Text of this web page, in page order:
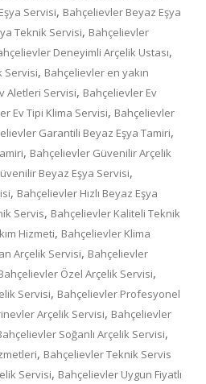
Servisi, Bahçelievler Beyaz Eşya
Teknik Servisi, Bahçelievler
Deneyimli Arçelik Ustası,
Servisi, Bahçelievler en yakın
Aletleri Servisi, Bahçelievler Ev
Ev Tipi Klima Servisi, Bahçelievler
Garantili Beyaz Eşya Tamiri,
, Bahçelievler Güvenilir Arçelik
Beyaz Eşya Servisi,
, Bahçelievler Hızlı Beyaz Eşya
Servis, Bahçelievler Kaliteli Teknik
Hizmeti, Bahçelievler Klima
Arçelik Servisi, Bahçelievler
Özel Arçelik Servisi,
Servisi, Bahçelievler Profesyonel
Arçelik Servisi, Bahçelievler
Soğanlı Arçelik Servisi,
, Bahçelievler Teknik Servis
Servisi, Bahçelievler Uygun Fiyatlı